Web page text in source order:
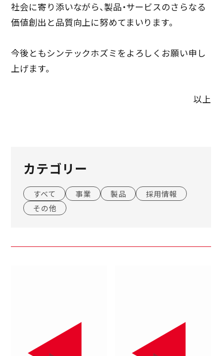
社会に寄り添いながら、製品・サービスのさらなる
価値創出と品質向上に努めてまいります。
今後ともシンテックホズミをよろしくお願い申し
上げます。
以上
カテゴリー
すべて 事業 製品
採用情報
その他